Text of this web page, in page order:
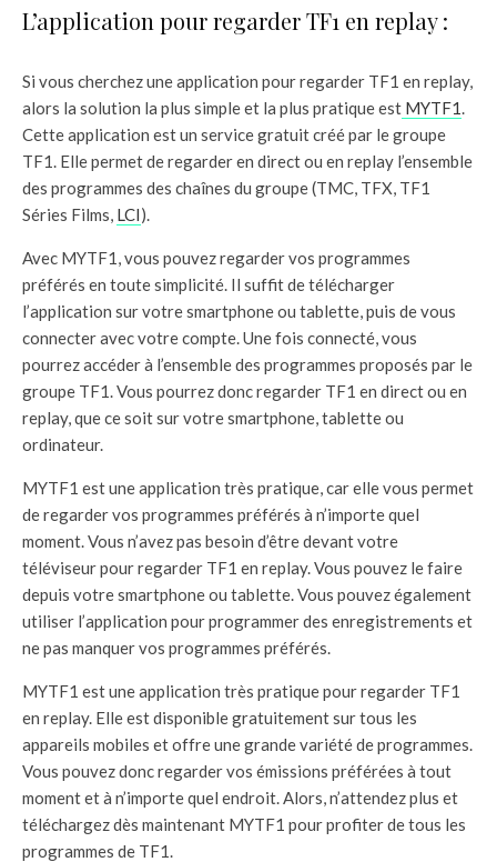
L’application pour regarder TF1 en replay :
Si vous cherchez une application pour regarder TF1 en replay,
alors la solution la plus simple et la plus pratique est MYTF1
Cette application est un service gratuit créé par le groupe
TF1. Elle permet de regarder en direct ou en replay l’ensemble
des programmes des chaînes du groupe (TMC, TFX, TF1
Séries Films, LCI).
Avec MYTF1, vous pouvez regarder vos programmes
préférés en toute simplicité. Il suffit de télécharger
l’application sur votre smartphone ou tablette, puis de vous
connecter avec votre compte. Une fois connecté, vous
pourrez accéder à l’ensemble des programmes proposés par le
groupe TF1. Vous pourrez donc regarder TF1 en direct ou en
replay, que ce soit sur votre smartphone, tablette ou
ordinateur.
MYTF1 est une application très pratique, car elle vous permet
de regarder vos programmes préférés à n’importe quel
moment. Vous n’avez pas besoin d’être devant votre
téléviseur pour regarder TF1 en replay. Vous pouvez le faire
depuis votre smartphone ou tablette. Vous pouvez également
utiliser l’application pour programmer des enregistrements et
ne pas manquer vos programmes préférés.
MYTF1 est une application très pratique pour regarder TF1
en replay. Elle est disponible gratuitement sur tous les
appareils mobiles et offre une grande variété de programmes.
Vous pouvez donc regarder vos émissions préférées à tout
moment et à n’importe quel endroit. Alors, n’attendez plus et
téléchargez dès maintenant MYTF1 pour profiter de tous les
programmes de TF1.